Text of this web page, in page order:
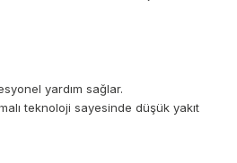
yardım sağlar.
teknoloji sayesinde düşük yakıt